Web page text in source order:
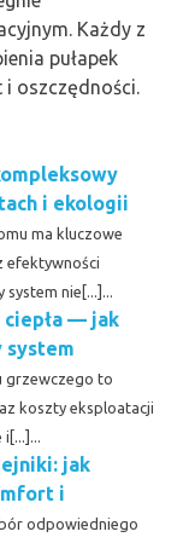
Każdy z
pułapek
i oszczędności.
i ekologii
ma kluczowe
efektywności
system nie[...]...
ciepła — jak
system
grzewczego to
koszty eksploatacji
jak
i
odpowiedniego